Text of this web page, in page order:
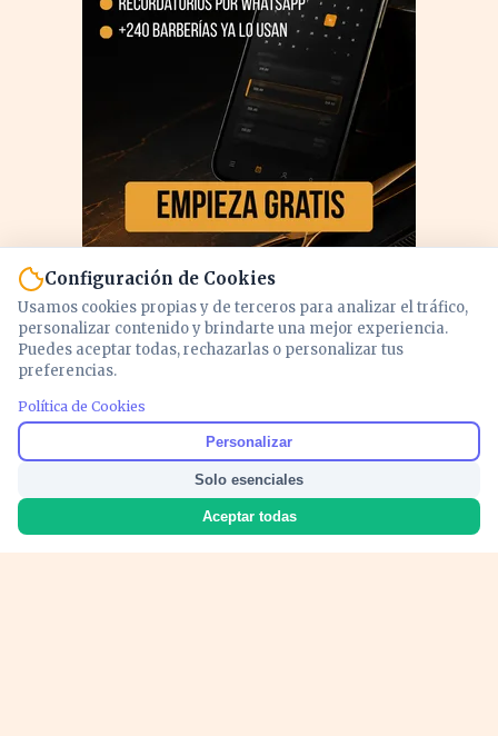
Configuración de Cookies
Usamos cookies propias y de terceros para analizar el tráfico,
personalizar contenido y brindarte una mejor experiencia.
Puedes aceptar todas, rechazarlas o personalizar tus
preferencias.
Política de Cookies
Personalizar
Solo esenciales
Aceptar todas